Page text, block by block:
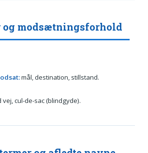
og modsætningsforhold
mål, destination, stillstand.
cul-de-sac (blindgyde).